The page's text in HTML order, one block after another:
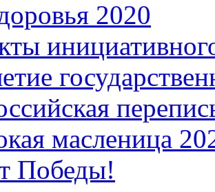
2020
масленица
Победы!